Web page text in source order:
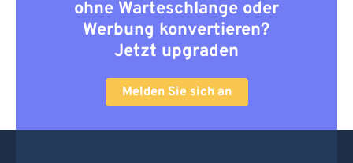
ohne Warteschlange oder
Werbung konvertieren?
Jetzt upgraden
Melden Sie sich an